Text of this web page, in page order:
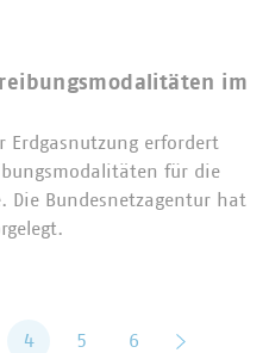
im
Erdgasnutzung erfordert
für die
Die Bundesnetzagentur hat
4 5 6